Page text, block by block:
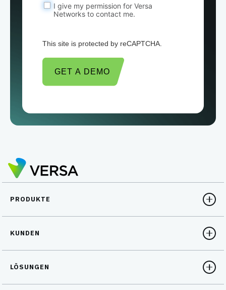
I give my permission for Versa
Networks to contact me.
This site is protected by reCAPTCHA.
GET A DEMO
PRODUKTE
KUNDEN
LÖSUNGEN